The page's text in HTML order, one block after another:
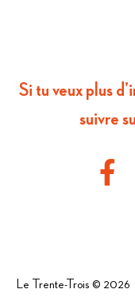
Si tu veux plus
suivre
Le Trente-Trois © 2026